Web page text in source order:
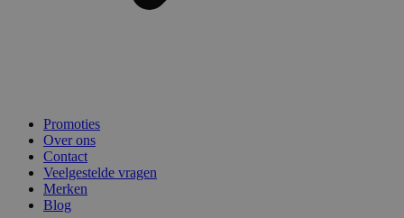
Promoties
Over ons
Contact
Veelgestelde vragen
Merken
Blog